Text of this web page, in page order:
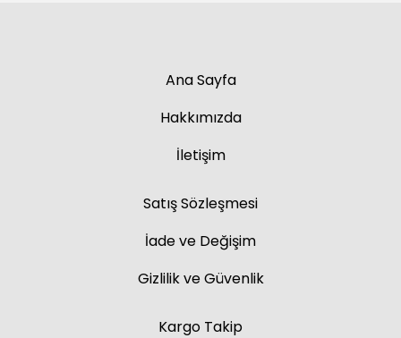
Ana Sayfa
Hakkımızda
İletişim
Satış Sözleşmesi
İade ve Değişim
Gizlilik ve Güvenlik
Kargo Takip